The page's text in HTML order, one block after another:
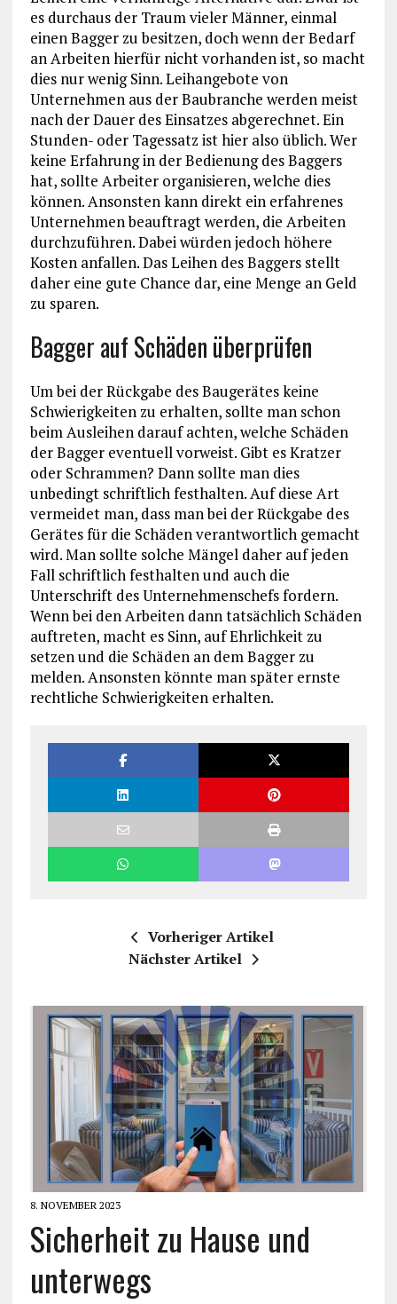
es durchaus der Traum vieler Männer, einmal
einen Bagger zu besitzen, doch wenn der Bedarf
an Arbeiten hierfür nicht vorhanden ist, so macht
dies nur wenig Sinn. Leihangebote von
Unternehmen aus der Baubranche werden meist
nach der Dauer des Einsatzes abgerechnet. Ein
Stunden- oder Tagessatz ist hier also üblich. Wer
keine Erfahrung in der Bedienung des Baggers
hat, sollte Arbeiter organisieren, welche dies
können. Ansonsten kann direkt ein erfahrenes
Unternehmen beauftragt werden, die Arbeiten
durchzuführen. Dabei würden jedoch höhere
Kosten anfallen. Das Leihen des Baggers stellt
daher eine gute Chance dar, eine Menge an Geld
zu sparen.
Bagger auf Schäden überprüfen
Um bei der Rückgabe des Baugerätes keine
Schwierigkeiten zu erhalten, sollte man schon
beim Ausleihen darauf achten, welche Schäden
der Bagger eventuell vorweist. Gibt es Kratzer
oder Schrammen? Dann sollte man dies
unbedingt schriftlich festhalten. Auf diese Art
vermeidet man, dass man bei der Rückgabe des
Gerätes für die Schäden verantwortlich gemacht
wird. Man sollte solche Mängel daher auf jeden
Fall schriftlich festhalten und auch die
Unterschrift des Unternehmenschefs fordern.
Wenn bei den Arbeiten dann tatsächlich Schäden
auftreten, macht es Sinn, auf Ehrlichkeit zu
setzen und die Schäden an dem Bagger zu
melden. Ansonsten könnte man später ernste
rechtliche Schwierigkeiten erhalten.
Vorheriger Artikel
Nächster Artikel
8. NOVEMBER 2023
Sicherheit zu Hause und
unterwegs